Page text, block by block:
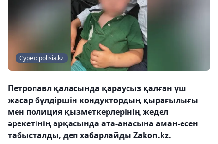
Сурет: polisia.kz
Петропавл қаласында қараусыз қалған үш
жасар бүлдіршін кондуктордың қырағылығы
мен полиция қызметкерлерінің жедел
әрекетінің арқасында ата-анасына аман-есен
табысталды, деп хабарлайды Zakon.kz.